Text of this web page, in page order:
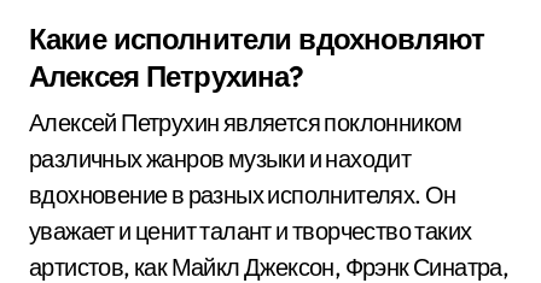
Какие исполнители вдохновляют
Алексея Петрухина?
Алексей Петрухин является поклонником
различных жанров музыки и находит
вдохновение в разных исполнителях. Он
уважает и ценит талант и творчество таких
артистов, как Майкл Джексон, Фрэнк Синатра,